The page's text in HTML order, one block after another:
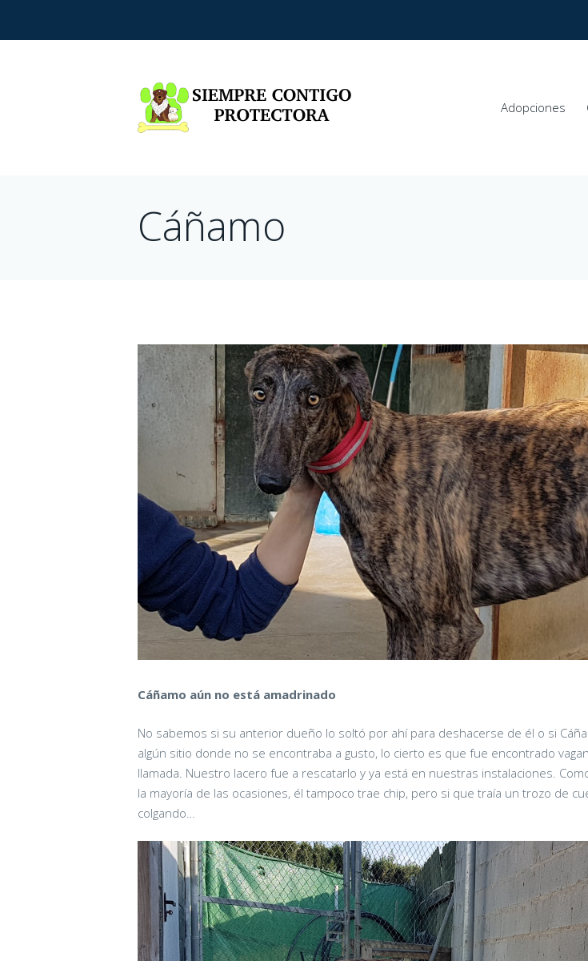
Adopciones
Cáñamo
Cáñamo aún no está amadrinado
No sabemos si su anterior dueño lo soltó por ahí para deshacerse de él o si
algún sitio donde no se encontraba a gusto, lo cierto es que fue encontrado
llamada. Nuestro lacero fue a rescatarlo y ya está en nuestras instalaciones.
la mayoría de las ocasiones, él tampoco trae chip, pero si que traía un trozo de
colgando…